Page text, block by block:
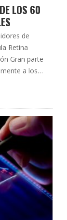
LOS 60
de
Retina
Gran parte
a los
14 de